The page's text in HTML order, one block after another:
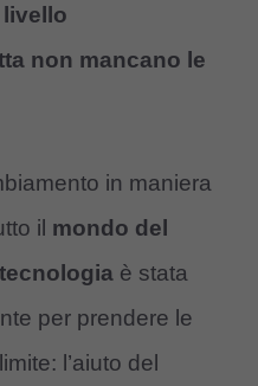
livello
non mancano le
in maniera
il mondo del
tecnologia è stata
per prendere le
l’aiuto del